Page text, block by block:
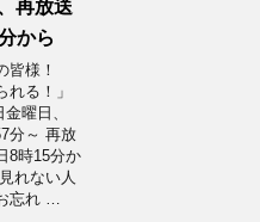
再放送
から
皆様！
れる！」​
曜日、
分～ 再放
8時15分か
れない人
忘れ …